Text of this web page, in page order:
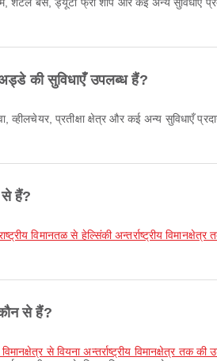
अड्डे की सुविधाएँ उपलब्ध हैं?
सेवा, व्हीलचेयर, प्रतीक्षा क्षेत्र और कई अन्य
से हैं?
विमानतळ से हेल्सिंकी अन्तर्राष्ट्रीय
कौन से हैं?
से वियना अन्तर्राष्ट्रीय विमानक्षेत्र तक की